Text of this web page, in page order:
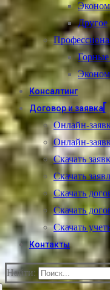
Другое
Горные
Консалтинг
Договор и заявка
Онлайн-
Онлайн-
Скачать
Скачать
Скачать
Скачать
Скачать
Контакты
Найти: